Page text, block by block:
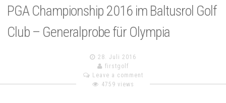
PGA Championship 2016 im Baltusrol Golf
Club – Generalprobe für Olympia
28. Juli 2016
firstgolf
Leave a comment
4759 views